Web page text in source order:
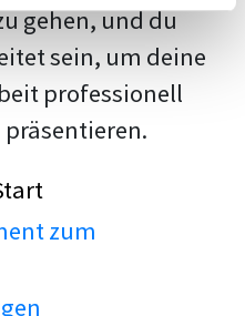
gehen, und du
sein, um deine
professionell
zum